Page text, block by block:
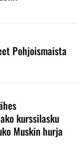
Pohjoismaista
kurssilasku
Muskin hurja